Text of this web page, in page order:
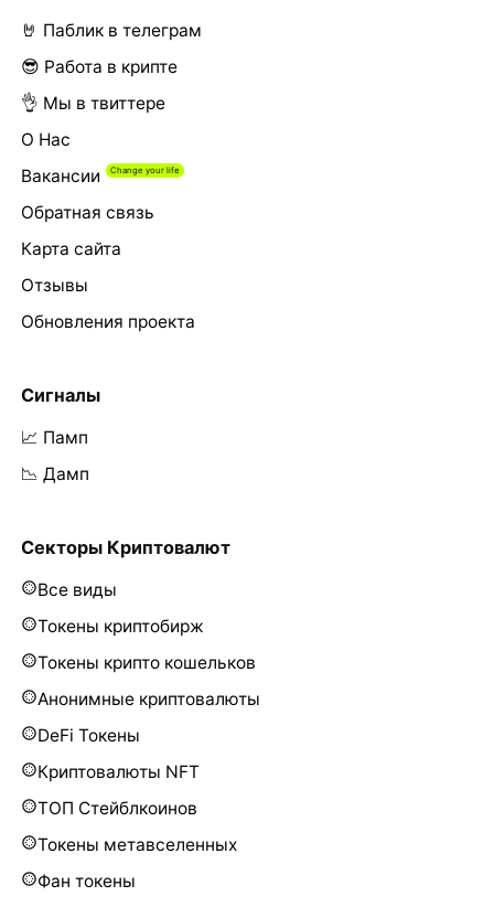
🤘 Паблик в телеграм
😎 Работа в крипте
👌 Мы в твиттере
О Нас
Вакансии
Обратная связь
Карта сайта
Отзывы
Обновления проекта
Сигналы
📈 Памп
📉 Дамп
Секторы Криптовалют
Все виды
Токены криптобирж
Токены крипто кошельков
Анонимные криптовалюты
DeFi Токены
Криптовалюты NFT
ТОП Стейблкоинов
Токены метавселенных
Фан токены